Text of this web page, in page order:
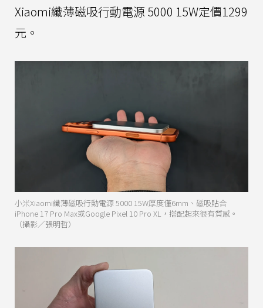
Xiaomi纖薄磁吸行動電源 5000 15W定價1299
元。
小米Xiaomi纖薄磁吸行動電源 5000 15W厚度僅6mm、磁吸貼合
iPhone 17 Pro Max或Google Pixel 10 Pro XL，搭配起來很有質感。
（攝影／張明哲）